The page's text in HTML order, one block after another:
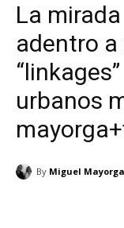
La
adentro a
urbanos
By Miguel